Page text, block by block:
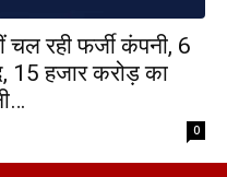
रही फर्जी कंपनी, 6
15 हजार करोड़ का
0